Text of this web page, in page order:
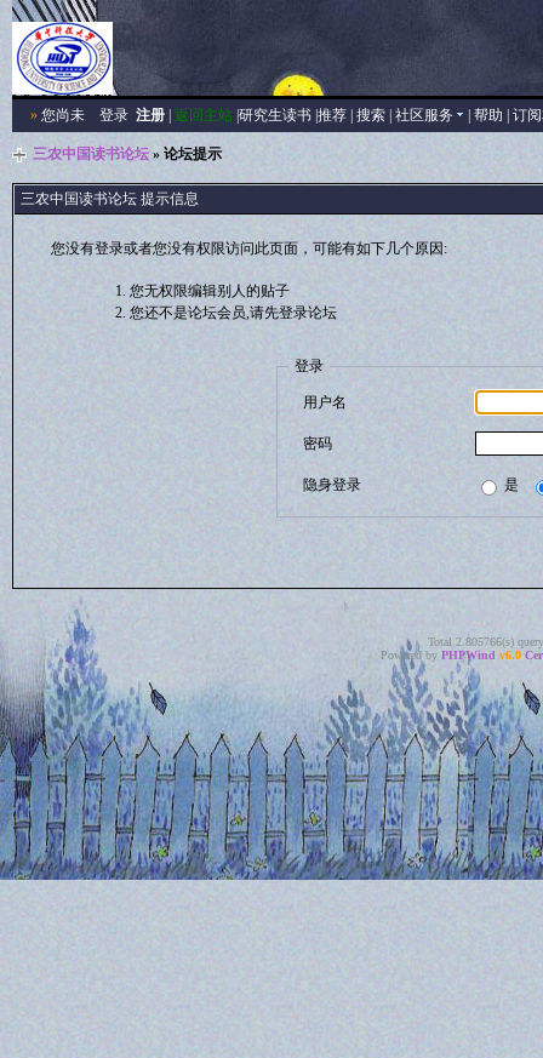
»您尚未 登录 注册| 返回主站| 研究生读书| 推荐| 搜索| 社区服务 帮助 订
三农中国读书论坛» 论坛提示
三农中国读书论坛 提示信息
您没有登录或者您没有权限访问此页面，可能有如下几个原因:
您无权限编辑别人的贴子
您还不是论坛会员,请先登录论坛
登录
用户名
密码
隐身登录 是
Total 2.805766(s)
Powered by PHPWind v6.0